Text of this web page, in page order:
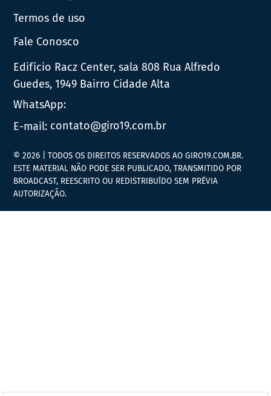
Termos de uso
Fale Conosco
Edifício Racz Center, sala 808 Rua Alfredo
Guedes, 1949 Bairro Cidade Alta
WhatsApp:
E-mail: contato@giro19.com.br
© 2026 | TODOS OS DIREITOS RESERVADOS AO GIRO19.COM.BR.
ESTE MATERIAL NÃO PODE SER PUBLICADO, TRANSMITIDO POR
BROADCAST, REESCRITO OU REDISTRIBUÍDO SEM PRÉVIA
AUTORIZAÇÃO.